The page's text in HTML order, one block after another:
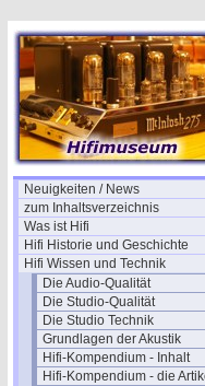
Neuigkeiten / News
zum Inhaltsverzeichnis
Was ist Hifi
Hifi Historie und Geschichte
Hifi Wissen und Technik
Die Audio-Qualität
Die Studio-Qualität
Die Studio Technik
Grundlagen der Akustik
Hifi-Kompendium - Inhalt
Hifi-Kompendium - die